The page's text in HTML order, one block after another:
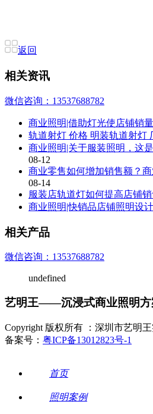
返回
相关资讯
微信咨询：13537688782
商业照明|借助灯光使店铺销
轨道射灯 价格 明装轨道射灯
商业照明|关于服装照明，这
08-12
商业零售如何增加销售额？
08-14
服装店轨道灯如何提高店铺
商业照明|快销品店铺照明设
相关产品
微信咨询：13537688782
undefined
艺明王——沉浸式商业照明方
Copyright 版权所有 ：深圳市艺明
备案号： 粤ICP备13012823号-1
首页
照明案例